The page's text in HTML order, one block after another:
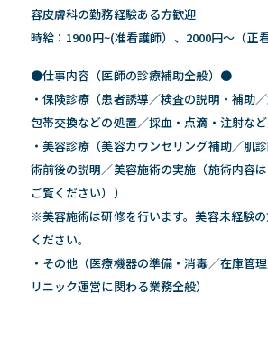
容皮膚科の勤務経験ある方歓迎
時給：1900円~(准看護師）、2000円～（正看
●仕事内容（医師の診療補助全般）●
・保険診療（患者誘導／検査の説明・補助
包帯交換などの処置／採血・点滴・注射など
・美容診療（美容カウンセリング補助／肌
術前後の説明／美容施術の実施（施術内容
ご覧ください））
※美容施術は研修を行います。美容未経験
ください。
・その他（医療機器の準備・消毒／在庫管
リニック運営に関わる業務全般）